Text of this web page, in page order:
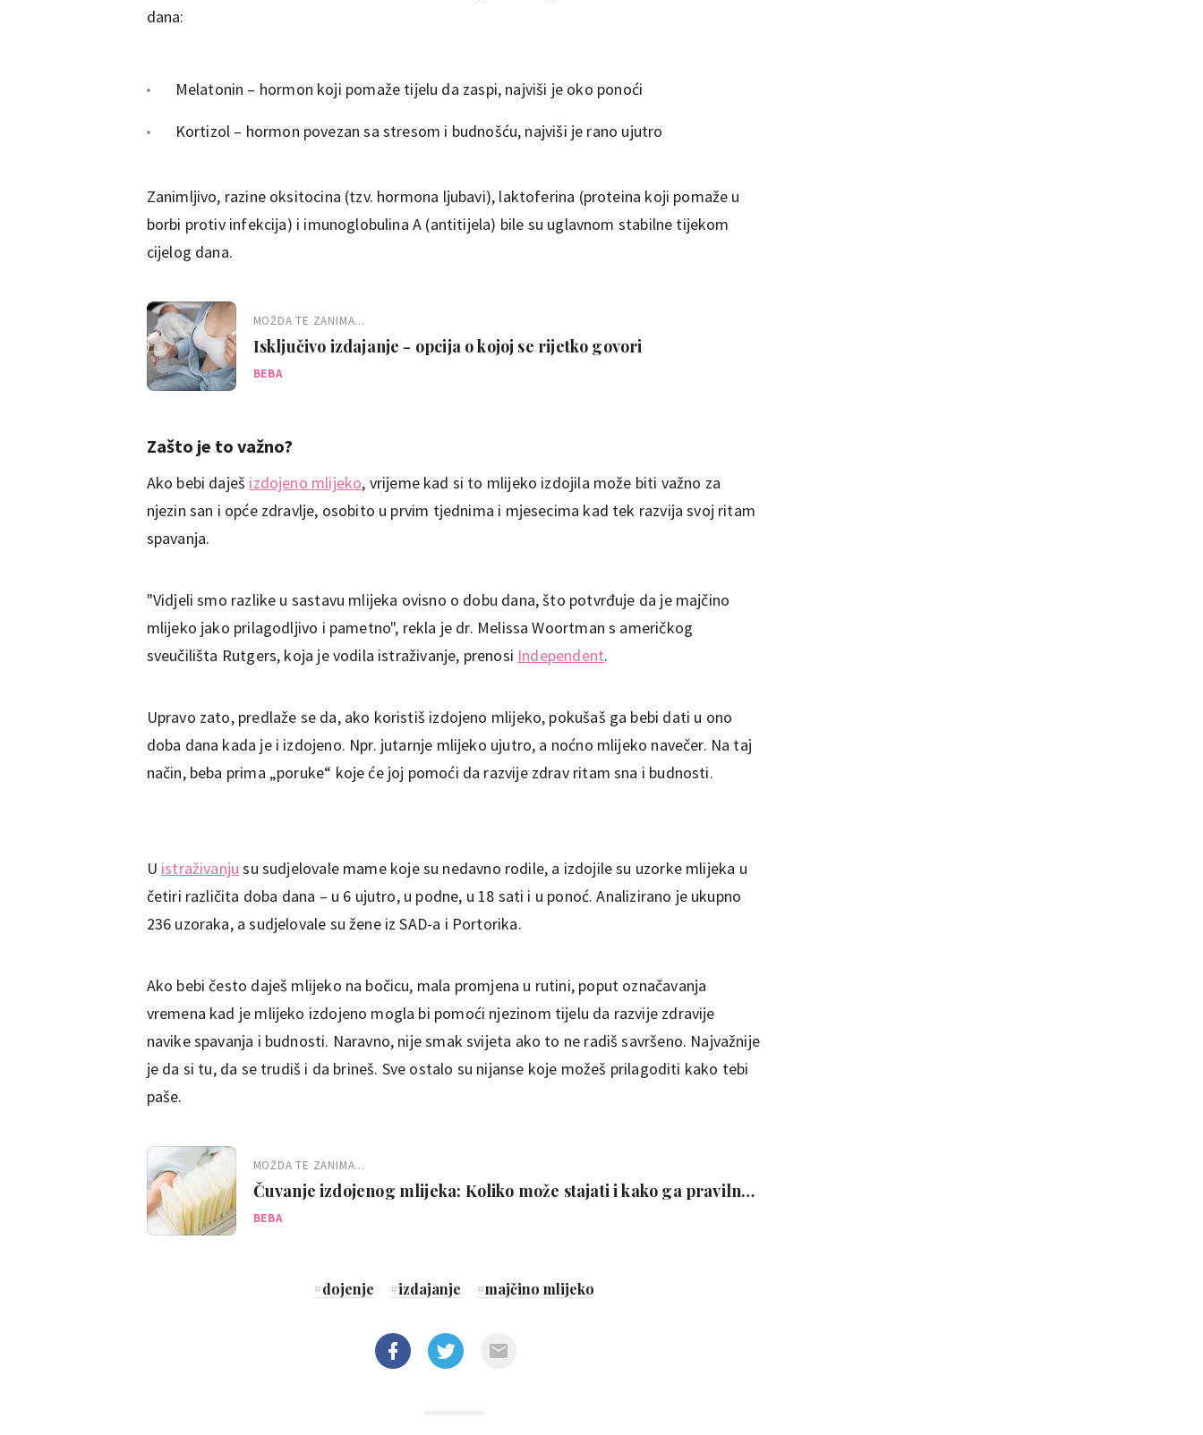
dana:
Melatonin – hormon koji pomaže tijelu da zaspi, najviši je oko ponoći
Kortizol – hormon povezan sa stresom i budnošću, najviši je rano ujutro
Zanimljivo, razine oksitocina (tzv. hormona ljubavi), laktoferina (proteina koji pomaže u
borbi protiv infekcija) i imunoglobulina A (antitijela) bile su uglavnom stabilne tijekom
cijelog dana.
MOŽDA TE ZANIMA...
Isključivo izdajanje - opcija o kojoj se rijetko govori
BEBA
Zašto je to važno?
Ako bebi daješ izdojeno mlijeko, vrijeme kad si to mlijeko izdojila može biti važno za
njezin san i opće zdravlje, osobito u prvim tjednima i mjesecima kad tek razvija svoj ritam
spavanja.
"Vidjeli smo razlike u sastavu mlijeka ovisno o dobu dana, što potvrđuje da je majčino
mlijeko jako prilagodljivo i pametno", rekla je dr. Melissa Woortman s američkog
sveučilišta Rutgers, koja je vodila istraživanje, prenosi Independent.
Upravo zato, predlaže se da, ako koristiš izdojeno mlijeko, pokušaš ga bebi dati u ono
doba dana kada je i izdojeno. Npr. jutarnje mlijeko ujutro, a noćno mlijeko navečer. Na taj
način, beba prima „poruke“ koje će joj pomoći da razvije zdrav ritam sna i budnosti.
U istraživanju su sudjelovale mame koje su nedavno rodile, a izdojile su uzorke mlijeka u
četiri različita doba dana – u 6 ujutro, u podne, u 18 sati i u ponoć. Analizirano je ukupno
236 uzoraka, a sudjelovale su žene iz SAD-a i Portorika.
Ako bebi često daješ mlijeko na bočicu, mala promjena u rutini, poput označavanja
vremena kad je mlijeko izdojeno mogla bi pomoći njezinom tijelu da razvije zdravije
navike spavanja i budnosti. Naravno, nije smak svijeta ako to ne radiš savršeno. Najvažnije
je da si tu, da se trudiš i da brineš. Sve ostalo su nijanse koje možeš prilagoditi kako tebi
paše.
MOŽDA TE ZANIMA...
Čuvanje izdojenog mlijeka: Koliko može stajati i kako ga pravilno
pohraniti?
BEBA
#dojenje #izdajanje #majčino mlijeko